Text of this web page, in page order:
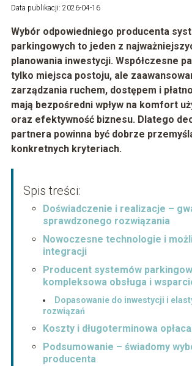
Data publikacji: 2026-04-16
Wybór odpowiedniego producenta
parkingowych to jeden z
planowania inwestycji. Współczesne
tylko miejsca postoju, ale
zarządzania ruchem, dostępem i
mają bezpośredni wpływ na komfort
oraz efektywność biznesu. Dlatego
partnera powinna być dobrze
konkretnych kryteriach.
Spis treści:
Doświadczenie i realizacje –
sprawdzonego rozwiązania
Nowoczesne technologie i
integracji
Producent systemów
kompleksowa obsługa i
Dopasowanie do inwestycji i
rozwiązań
Koszty i długoterminowa
Podsumowanie – świadomy
producenta